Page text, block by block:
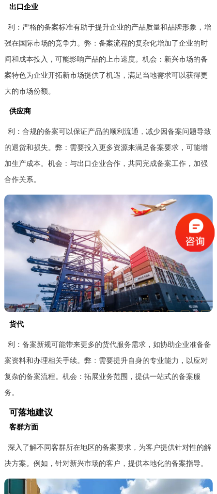
出口企业
利：严格的备案标准有助于提升企业的产品质量和品牌形象，增
强在国际市场的竞争力。弊：备案流程的复杂化增加了企业的时
间和成本投入，可能影响产品的上市速度。机会：新兴市场的备
案特色为企业开拓新市场提供了机遇，满足当地需求可以获得更
大的市场份额。
供应商
利：合规的备案可以保证产品的顺利流通，减少因备案问题导致
的退货和损失。弊：需要投入更多资源来满足备案要求，可能增
加生产成本。机会：与出口企业合作，共同完成备案工作，加强
合作关系。
货代
利：备案新规可能带来更多的货代服务需求，如协助企业准备备
案资料和办理相关手续。弊：需要提升自身的专业能力，以应对
复杂的备案流程。机会：拓展业务范围，提供一站式的备案服
务。
可落地建议
客群方面
深入了解不同客群所在地区的备案要求，为客户提供针对性的解
决方案。例如，针对新兴市场的客户，提供本地化的备案指导。